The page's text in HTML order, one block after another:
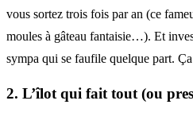
vous sortez trois fois par an (ce
moules à gâteau fantaisie…). Et
sympa qui se faufile quelque part.
2. L’îlot qui fait tout (ou